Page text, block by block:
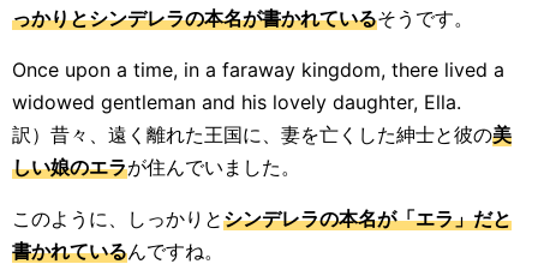
っかりとシンデレラの本名が書かれているそうです。
Once upon a time, in a faraway kingdom, there lived a
widowed gentleman and his lovely daughter, Ella.
訳）昔々、遠く離れた王国に、妻を亡くした紳士と彼の美
しい娘のエラが住んでいました。
このように、しっかりとシンデレラの本名が「エラ」だと
書かれているんですね。